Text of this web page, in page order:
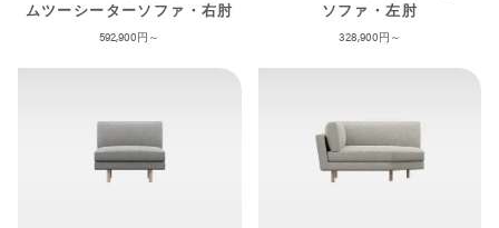
ムツーシーターソファ・右肘
592,900
ソファ・左肘
328,900